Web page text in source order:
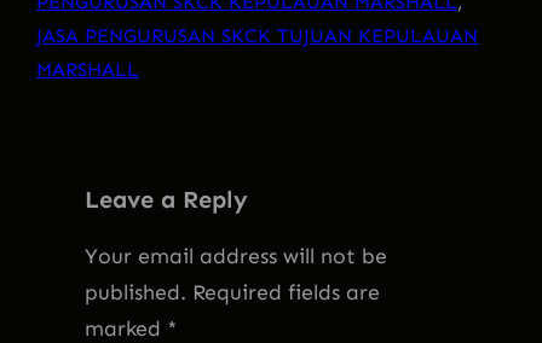
JASA PENGURUSAN SKCK TUJUAN KEPULAUAN
MARSHALL
Leave a Reply
Your email address will not be
published. Required fields are
marked *